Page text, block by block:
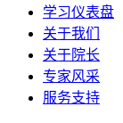
学习仪表盘
关于我们
关于院长
专家风采
服务支持